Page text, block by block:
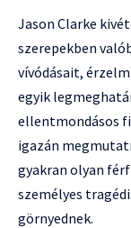
Jason Clarke
szerepekben
vívódásait,
egyik
ellentmondásos
igazán
gyakran olyan
személyes
görnyednek.